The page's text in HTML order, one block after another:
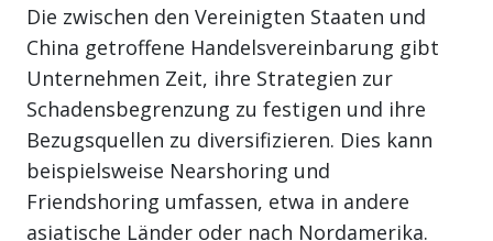
Die zwischen den Vereinigten Staaten und
China getroffene Handelsvereinbarung gibt
Unternehmen Zeit, ihre Strategien zur
Schadensbegrenzung zu festigen und ihre
Bezugsquellen zu diversifizieren. Dies kann
beispielsweise Nearshoring und
Friendshoring umfassen, etwa in andere
asiatische Länder oder nach Nordamerika.